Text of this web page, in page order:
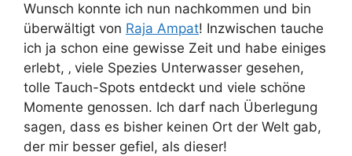
Wunsch konnte ich nun nachkommen und bin
überwältigt von Raja Ampat! Inzwischen tauche
ich ja schon eine gewisse Zeit und habe einiges
erlebt, ‚ viele Spezies Unterwasser gesehen,
tolle Tauch-Spots entdeckt und viele schöne
Momente genossen. Ich darf nach Überlegung
sagen, dass es bisher keinen Ort der Welt gab,
der mir besser gefiel, als dieser!